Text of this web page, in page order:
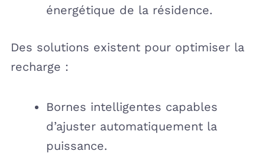
énergétique de la résidence.
Des solutions existent pour optimiser la
recharge :
Bornes intelligentes capables
d’ajuster automatiquement la
puissance.